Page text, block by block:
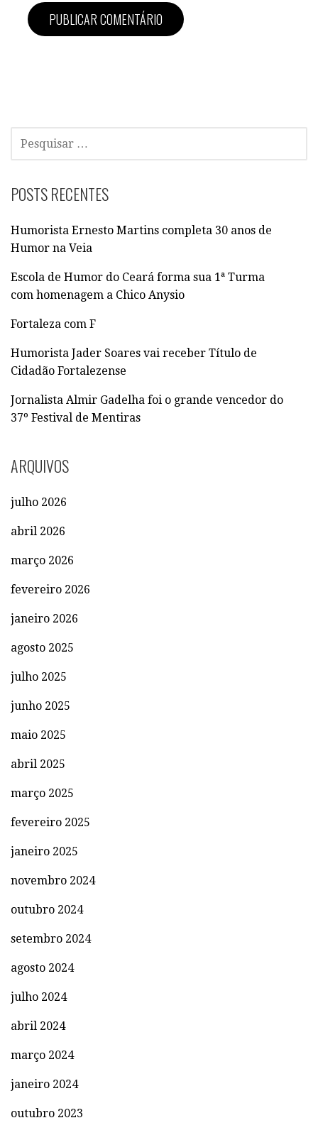
Q
U
S
A
R
P
R
POSTS RECENTES
Humorista Ernesto Martins completa 30 anos de
Humor na Veia
Escola de Humor do Ceará forma sua 1ª Turma
com homenagem a Chico Anysio
Fortaleza com F
Humorista Jader Soares vai receber Título de
Cidadão Fortalezense
Jornalista Almir Gadelha foi o grande vencedor do
37º Festival de Mentiras
ARQUIVOS
julho 2026
abril 2026
março 2026
fevereiro 2026
janeiro 2026
agosto 2025
julho 2025
junho 2025
maio 2025
abril 2025
março 2025
fevereiro 2025
janeiro 2025
novembro 2024
outubro 2024
setembro 2024
agosto 2024
julho 2024
abril 2024
março 2024
janeiro 2024
outubro 2023